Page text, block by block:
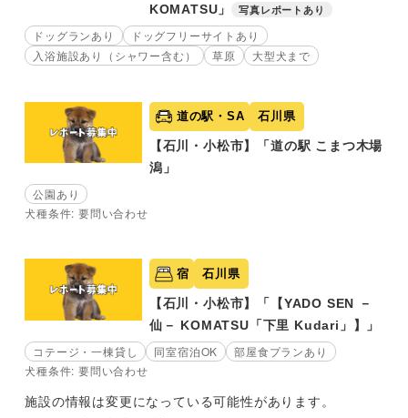
KOMATSU」
写真レポートあり
ドッグランあり
ドッグフリーサイトあり
入浴施設あり（シャワー含む）
草原 大型犬まで
道の駅・SA 石川県
【石川・小松市】「道の駅 こまつ木場
潟」
公園あり
犬種条件: 要問い合わせ
宿 石川県
【石川・小松市】「【YADO SEN －
仙－ KOMATSU「下里 Kudari」】」
コテージ・一棟貸し 同室宿泊OK
部屋食プランあり
犬種条件: 要問い合わせ
施設の情報は変更になっている可能性があります。